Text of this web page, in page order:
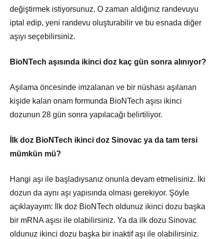
değiştirmek istiyorsunuz. O zaman aldığınız randevuyu
iptal edip, yeni randevu oluşturabilir ve bu esnada diğer
aşıyı seçebilirsiniz.
BioNTech aşısında ikinci doz kaç gün sonra alınıyor?
Aşılama öncesinde imzalanan ve bir nüshası aşılanan
kişide kalan onam formunda BioNTech aşısı ikinci
dozunun 28 gün sonra yapılacağı belirtiliyor.
İlk doz BioNTech ikinci doz Sinovac ya da tam tersi
mümkün mü?
Hangi aşı ile başladıysanız onunla devam etmelisiniz. İki
dozun da aynı aşı yapısında olması gerekiyor. Şöyle
açıklayayım: İlk doz BioNTech oldunuz ikinci dozu başka
bir mRNA aşısı ile olabilirsiniz. Ya da ilk dozu Sinovac
oldunuz ikinci dozu başka bir inaktif aşı ile olabilirsiniz.